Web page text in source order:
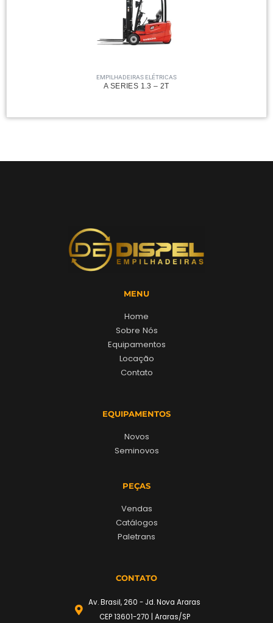
EMPILHADEIRAS ELÉTRICAS
A SERIES 1.3 – 2T
MENU
Home
Sobre Nós
Equipamentos
Locação
Contato
EQUIPAMENTOS
Novos
Seminovos
PEÇAS
Vendas
Catálogos
Paletrans
CONTATO
Av. Brasil, 260 - Jd. Nova Araras
CEP 13601-270 | Araras/SP